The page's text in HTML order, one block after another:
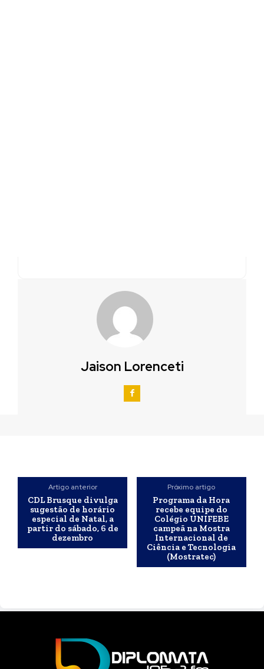
Jaison Lorenceti
Artigo anterior
CDL Brusque divulga
sugestão de horário
especial de Natal, a
partir do sábado, 6 de
dezembro
Próximo artigo
Programa da Hora
recebe equipe do
Colégio UNIFEBE
campeã na Mostra
Internacional de
Ciência e Tecnologia
(Mostratec)